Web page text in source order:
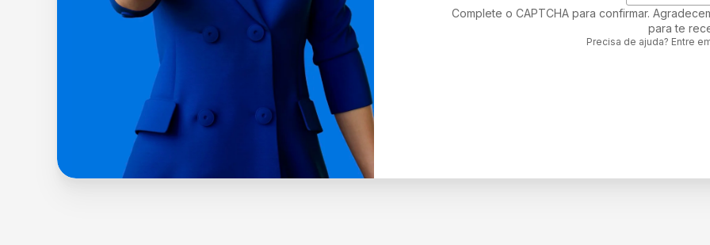
Complete o CAPTCHA para confirmar.
para te
Precisa de ajuda? Entre